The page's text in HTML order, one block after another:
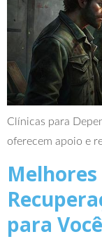
Clínicas para
oferecem apoio e
Melhores
para Você